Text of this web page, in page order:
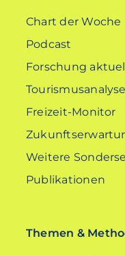
Chart der Woche
Podcast
Forschung
Tourismusanalyse
Freizeit-Monitor
Weitere
Publikationen
Themen &